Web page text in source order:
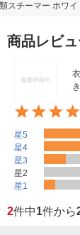
スチーマー ホワ
商品レビ
星5
星4
星3
星2
星1
2件中1件から